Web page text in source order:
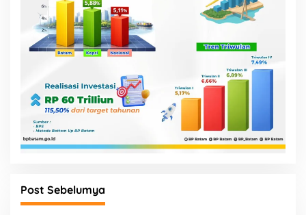
Post Sebelumya